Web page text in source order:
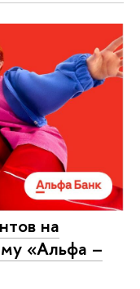
на
«Альфа –